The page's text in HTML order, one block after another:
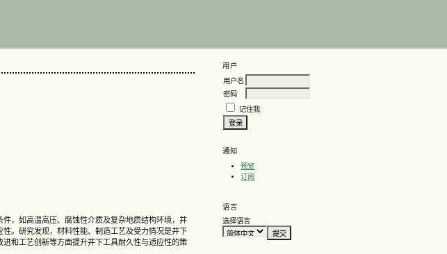
用户
用户名
密码
记住我
通知
预览
订阅
语言
选择语言
，如高温高压、腐蚀性介质及复杂地质结构环境，并
。研究发现，材料性能、制造工艺及受力情况是井下
和工艺创新等方面提升井下工具耐久性与适应性的策